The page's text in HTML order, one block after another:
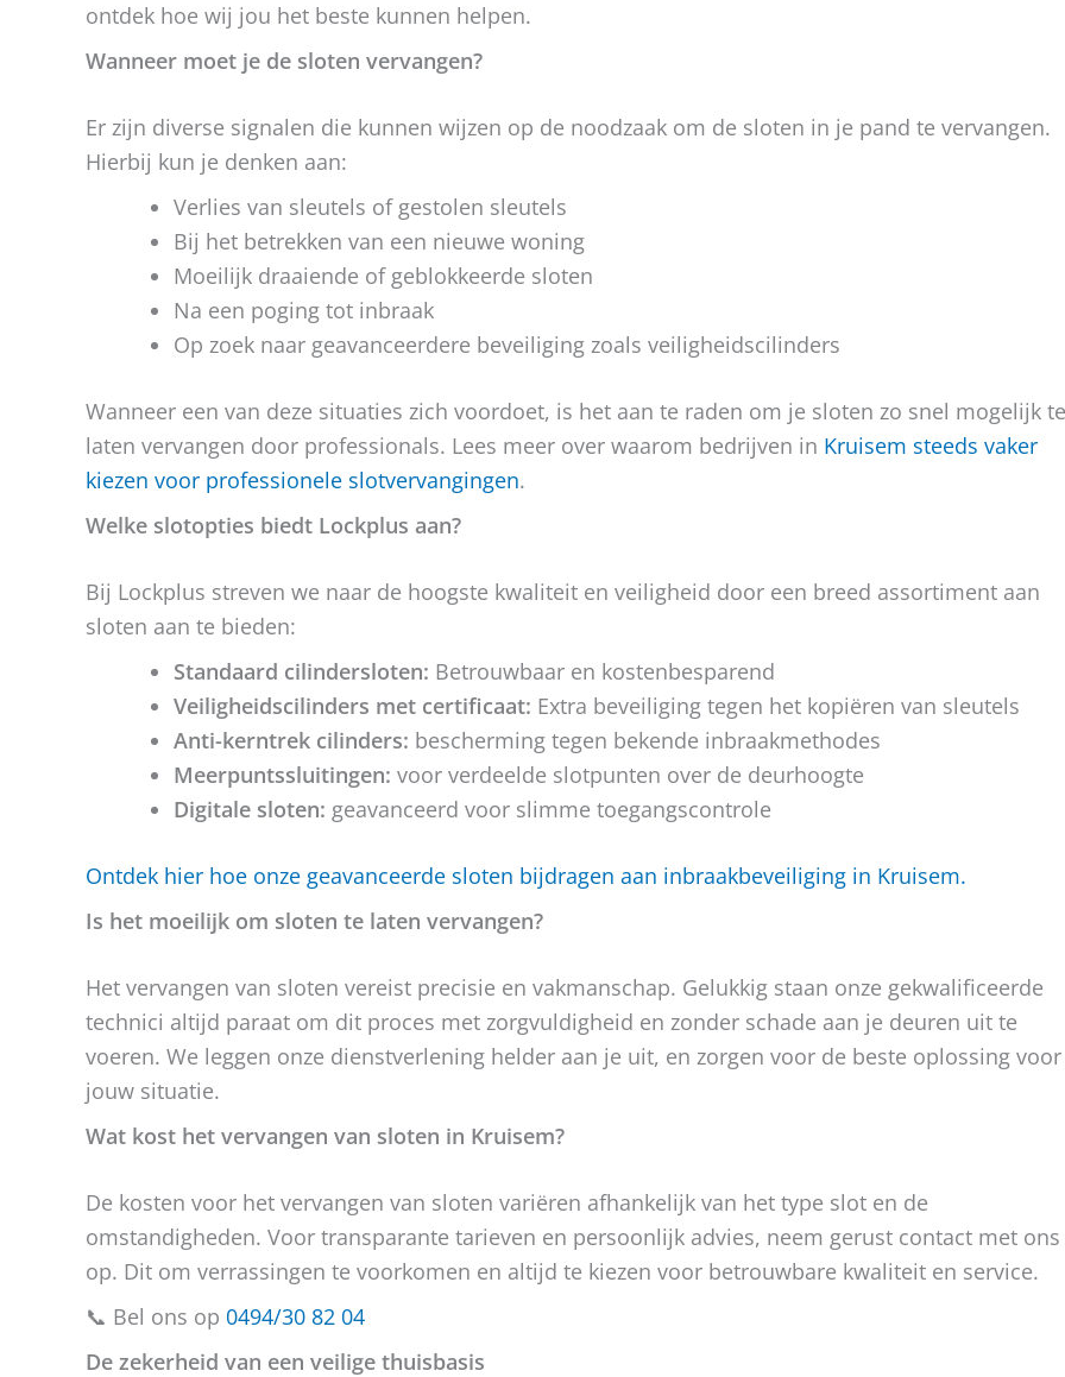
ontdek hoe wij jou het beste kunnen helpen.
Wanneer moet je de sloten vervangen?
Er zijn diverse signalen die kunnen wijzen op de noodzaak om de sloten in je pand te vervangen.
Hierbij kun je denken aan:
Verlies van sleutels of gestolen sleutels
Bij het betrekken van een nieuwe woning
Moeilijk draaiende of geblokkeerde sloten
Na een poging tot inbraak
Op zoek naar geavanceerdere beveiliging zoals veiligheidscilinders
Wanneer een van deze situaties zich voordoet, is het aan te raden om je sloten zo snel mogelijk te
laten vervangen door professionals. Lees meer over waarom bedrijven in Kruisem steeds vaker
kiezen voor professionele slotvervangingen.
Welke slotopties biedt Lockplus aan?
Bij Lockplus streven we naar de hoogste kwaliteit en veiligheid door een breed assortiment aan
sloten aan te bieden:
Standaard cilindersloten: Betrouwbaar en kostenbesparend
Veiligheidscilinders met certificaat: Extra beveiliging tegen het kopiëren van sleutels
Anti-kerntrek cilinders: bescherming tegen bekende inbraakmethodes
Meerpuntssluitingen: voor verdeelde slotpunten over de deurhoogte
Digitale sloten: geavanceerd voor slimme toegangscontrole
Ontdek hier hoe onze geavanceerde sloten bijdragen aan inbraakbeveiliging in Kruisem.
Is het moeilijk om sloten te laten vervangen?
Het vervangen van sloten vereist precisie en vakmanschap. Gelukkig staan onze gekwalificeerde
technici altijd paraat om dit proces met zorgvuldigheid en zonder schade aan je deuren uit te
voeren. We leggen onze dienstverlening helder aan je uit, en zorgen voor de beste oplossing voor
jouw situatie.
Wat kost het vervangen van sloten in Kruisem?
De kosten voor het vervangen van sloten variëren afhankelijk van het type slot en de
omstandigheden. Voor transparante tarieven en persoonlijk advies, neem gerust contact met ons
op. Dit om verrassingen te voorkomen en altijd te kiezen voor betrouwbare kwaliteit en service.
📞 Bel ons op 0494/30 82 04
De zekerheid van een veilige thuisbasis